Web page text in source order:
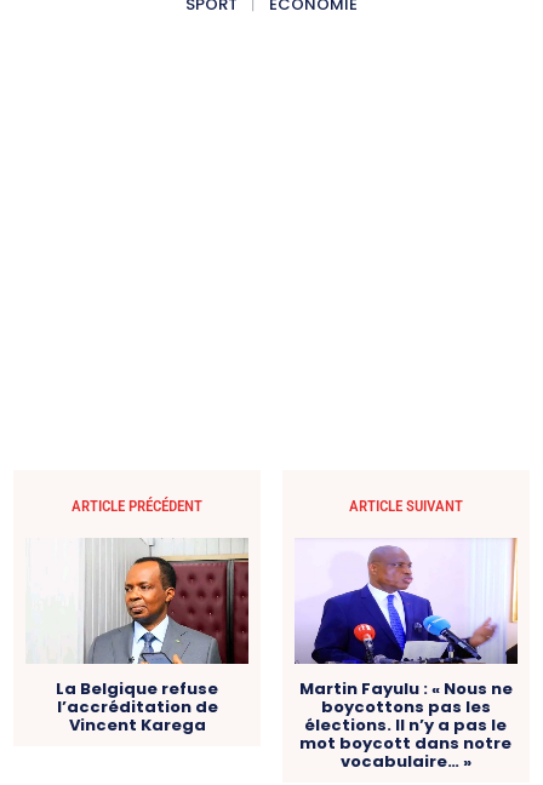
ARTICLE PRÉCÉDENT
La Belgique refuse
l’accréditation de
Vincent Karega
ARTICLE SUIVANT
Martin Fayulu : « Nous ne
boycottons pas les
élections. Il n’y a pas le
mot boycott dans notre
vocabulaire… »